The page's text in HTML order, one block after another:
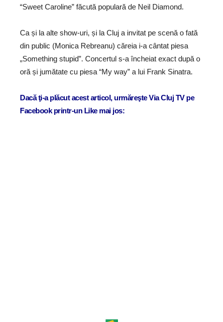
“Sweet Caroline” făcută populară de Neil Diamond.
Ca și la alte show-uri, și la Cluj a invitat pe scenă o fată
din public (Monica Rebreanu) căreia i-a cântat piesa
„Something stupid”. Concertul s-a încheiat exact după o
oră și jumătate cu piesa “My way” a lui Frank Sinatra.
Dacă ţi-a plăcut acest articol, urmăreşte Via Cluj TV pe
Facebook printr-un Like mai jos: